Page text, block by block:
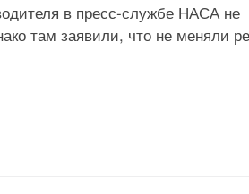
в пресс-службе НАСА не
там заявили, что не меняли